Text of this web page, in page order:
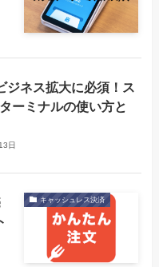
ジネス拡大に必須！ス
ーミナルの使い方と
日
キャッシュレス決済